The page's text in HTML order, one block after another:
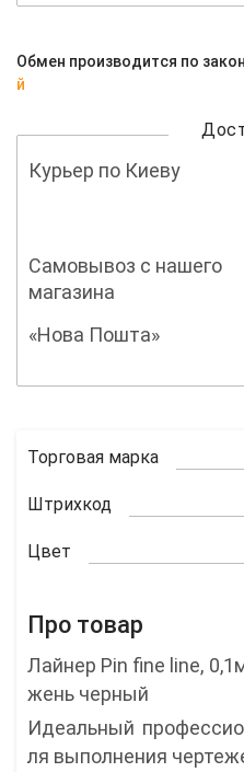
Обмен производится по
й
Курьер по Киеву
Самовывоз с нашего
магазина
«Нова Пошта»
Торговая марка
Штрихкод
Цвет
Про товар
Лайнер Pin fine line,
жень черный
Идеальный
ля выполнения